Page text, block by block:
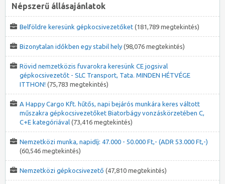
Népszerű állásajánlatok
Belföldre keresünk gépkocsivezetőket (181,789 megtekintés)
Bizonytalan időkben egy stabil hely (98,076 megtekintés)
Rövid nemzetközis fuvarokra keresünk CE jogsival
gépkocsivezetőt - SLC Transport, Tata. MINDEN HÉTVÉGE
ITTHON! (75,783 megtekintés)
A Happy Cargo Kft. hűtős, napi bejárós munkára keres váltott
műszakra gépkocsivezetőket Biatorbágy vonzáskörzetében C,
C+E kategóriával (73,416 megtekintés)
Nemzetközi munka, napidíj: 47.000 - 50.000 Ft,- (ADR 53.000 Ft,-)
(60,546 megtekintés)
Nemzetközi gépkocsivezető (47,810 megtekintés)